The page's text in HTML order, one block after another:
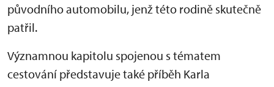
původního automobilu, jenž této rodině skutečně
patřil.
Významnou kapitolu spojenou s tématem
cestování představuje také příběh Karla